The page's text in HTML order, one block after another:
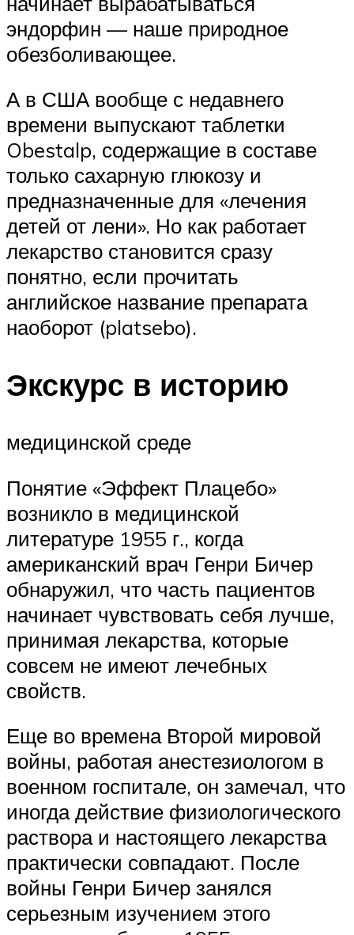
эндорфин — наше природное
обезболивающее.
А в США вообще с недавнего
времени выпускают таблетки
Obestalp, содержащие в составе
только сахарную глюкозу и
предназначенные для «лечения
детей от лени». Но как работает
лекарство становится сразу
понятно, если прочитать
английское название препарата
наоборот (platsebo).
Экскурс в историю
медицинской среде
Понятие «Эффект Плацебо»
возникло в медицинской
литературе 1955 г., когда
американский врач Генри Бичер
обнаружил, что часть пациентов
начинает чувствовать себя лучше,
принимая лекарства, которые
совсем не имеют лечебных
свойств.
Еще во времена Второй мировой
войны, работая анестезиологом в
военном госпитале, он замечал, что
иногда действие физиологического
раствора и настоящего лекарства
практически совпадают. После
войны Генри Бичер занялся
серьезным изучением этого